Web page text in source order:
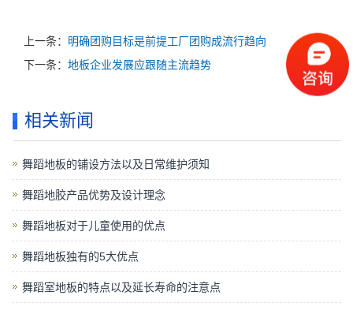
上一条：
明确团购目标是前提工厂团购成流行趋向
下一条： 地板企业发展应跟随主流趋势
相关新闻
舞蹈地板的铺设方法以及日常维护须知
舞蹈地胶产品优势及设计理念
舞蹈地板对于儿童使用的优点
舞蹈地板独有的5大优点
舞蹈室地板的特点以及延长寿命的注意点